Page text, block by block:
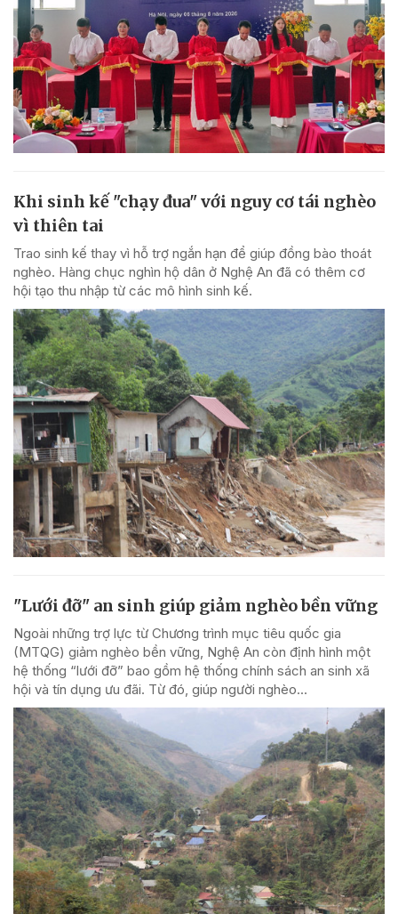
Khi sinh kế "chạy đua" với nguy cơ tái nghèo
vì thiên tai
Trao sinh kế thay vì hỗ trợ ngắn hạn để giúp đồng bào thoát
nghèo. Hàng chục nghìn hộ dân ở Nghệ An đã có thêm cơ
hội tạo thu nhập từ các mô hình sinh kế.
"Lưới đỡ" an sinh giúp giảm nghèo bền vững
Ngoài những trợ lực từ Chương trình mục tiêu quốc gia
(MTQG) giảm nghèo bền vững, Nghệ An còn định hình một
hệ thống “lưới đỡ” bao gồm hệ thống chính sách an sinh xã
hội và tín dụng ưu đãi. Từ đó, giúp người nghèo...